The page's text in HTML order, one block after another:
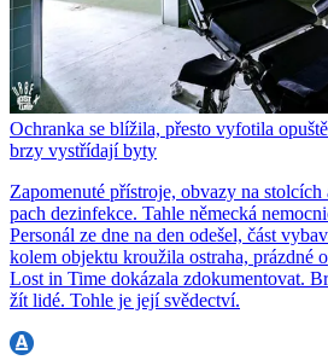
Ochranka se blížila, přesto vyfotila
brzy vystřídají byty
Zapomenuté přístroje, obvazy na
pach dezinfekce. Tahle německá
Personál ze dne na den odešel, část
kolem objektu kroužila ostraha, prázdné
Lost in Time dokázala zdokumentovat.
žít lidé. Tohle je její svědectví.